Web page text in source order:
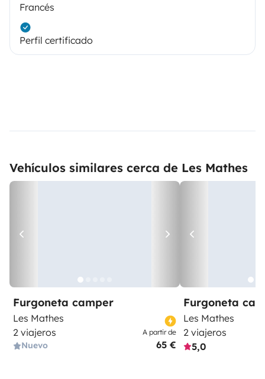
Francés
Perfil certificado
Vehículos similares cerca de Les Mathes
Furgoneta camper
Les Mathes
2 viajeros
Nuevo
A partir de
65 €
Furgoneta
Les Mathes
2 viajeros
5,0